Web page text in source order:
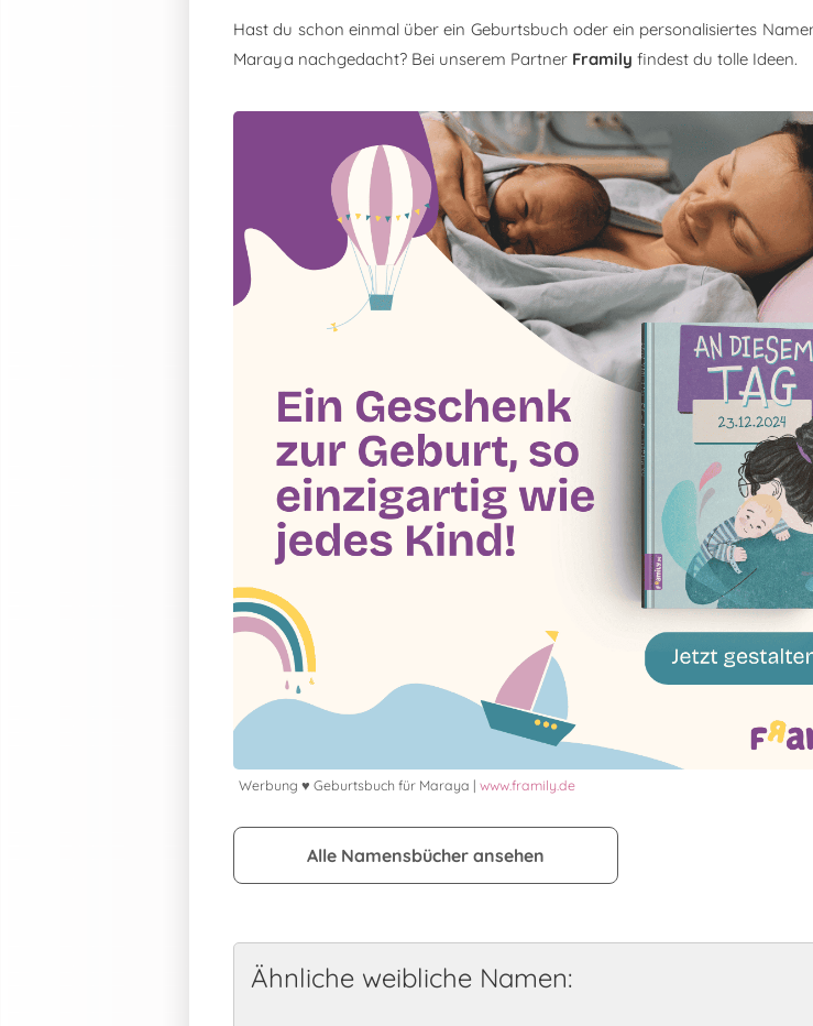
Hast du schon einmal über ein Geburtsbuch oder ein personalisiertes
Maraya nachgedacht? Bei unserem Partner Framily findest du tolle Ideen.
Werbung ♥ Geburtsbuch für Maraya | www.framily.de
Alle Namensbücher ansehen
Ähnliche weibliche Namen: